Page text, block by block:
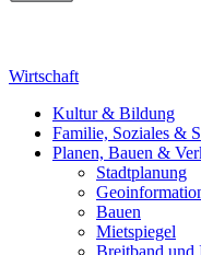
Wirtschaft
Kultur & Bildung
Familie, Soziales &
Planen, Bauen &
Stadtplanung
Bauen
Mietspiegel
Breitband und